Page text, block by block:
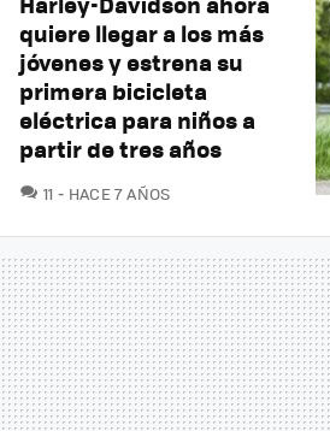
quiere llegar a los más
jóvenes y estrena su
primera bicicleta
eléctrica para niños a
partir de tres años
11 COMENTARIOS
HACE 7 AÑOS